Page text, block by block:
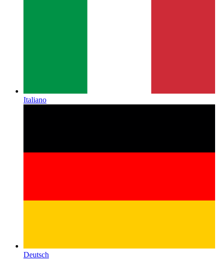
Italiano
Deutsch